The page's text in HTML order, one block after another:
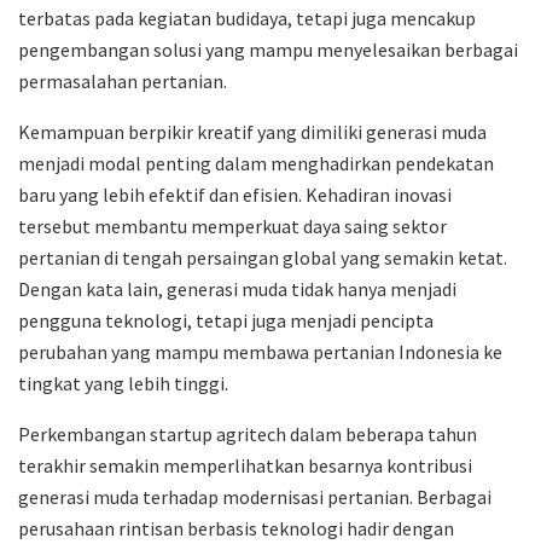
terbatas pada kegiatan budidaya, tetapi juga mencakup
pengembangan solusi yang mampu menyelesaikan berbagai
permasalahan pertanian.
Kemampuan berpikir kreatif yang dimiliki generasi muda
menjadi modal penting dalam menghadirkan pendekatan
baru yang lebih efektif dan efisien. Kehadiran inovasi
tersebut membantu memperkuat daya saing sektor
pertanian di tengah persaingan global yang semakin ketat.
Dengan kata lain, generasi muda tidak hanya menjadi
pengguna teknologi, tetapi juga menjadi pencipta
perubahan yang mampu membawa pertanian Indonesia ke
tingkat yang lebih tinggi.
Perkembangan startup agritech dalam beberapa tahun
terakhir semakin memperlihatkan besarnya kontribusi
generasi muda terhadap modernisasi pertanian. Berbagai
perusahaan rintisan berbasis teknologi hadir dengan